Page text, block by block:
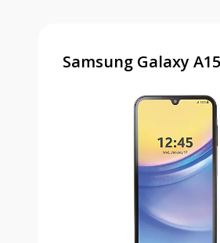
Samsung Galaxy